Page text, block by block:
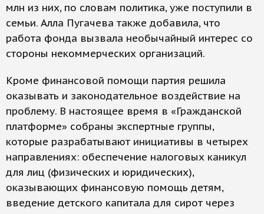
млн из них, по словам политика, уже поступили в
семьи. Алла Пугачева также добавила, что
работа фонда вызвала необычайный интерес со
стороны некоммерческих организаций.
Кроме финансовой помощи партия решила
оказывать и законодательное воздействие на
проблему. В настоящее время в «Гражданской
платформе» собраны экспертные группы,
которые разрабатывают инициативы в четырех
направлениях: обеспечение налоговых каникул
для лиц (физических и юридических),
оказывающих финансовую помощь детям,
введение детского капитала для сирот через